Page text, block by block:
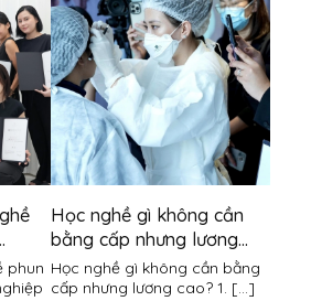
phun
Học nghề gì không cần
bằng cấp nhưng lương
cao?
Học nghề gì không cần bằng
cấp nhưng lương cao? 1. [...]